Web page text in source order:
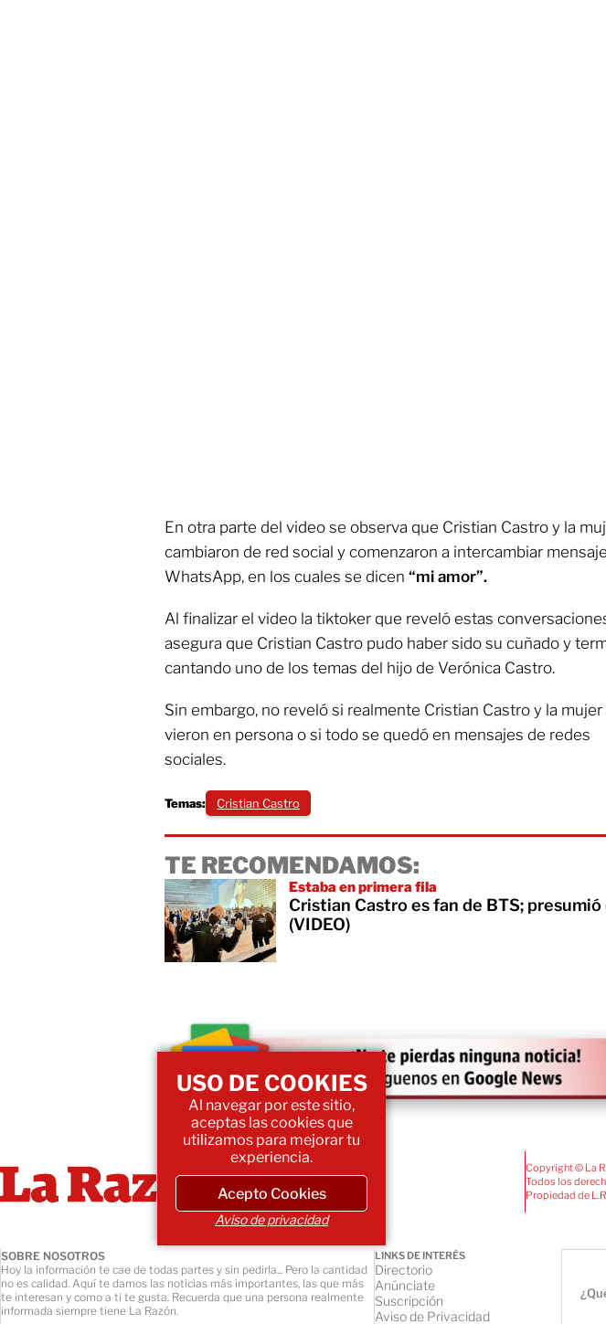
En otra parte del video se observa que Cristian Castro y la
cambiaron de red social y comenzaron a intercambiar
WhatsApp, en los cuales se dicen “mi amor”.
Al finalizar el video la tiktoker que reveló estas
asegura que Cristian Castro pudo haber sido su cuñado y
cantando uno de los temas del hijo de Verónica Castro.
Sin embargo, no reveló si realmente Cristian Castro y la mujer
vieron en persona o si todo se quedó en mensajes de redes
sociales.
Temas: Cristian Castro
TE RECOMENDAMOS:
Estaba en primera fila
Cristian Castro es fan de BTS;
(VIDEO)
Copyright © La
Todos los
Propiedad de
SOBRE NOSOTROS
Hoy la información te cae de todas partes y sin pedirla... Pero la cantidad
no es calidad. Aquí te damos las noticias más importantes, las que más
te interesan y como a ti te gusta. Recuerda que una persona realmente
informada siempre tiene La Razón.
LINKS DE INTERÉS
Directorio
Anúnciate
Suscripción
Aviso de Privacidad
USO DE COOKIES
Al navegar por este sitio,
aceptas las cookies que
utilizamos para mejorar tu
experiencia.
Acepto Cookies
Aviso de privacidad